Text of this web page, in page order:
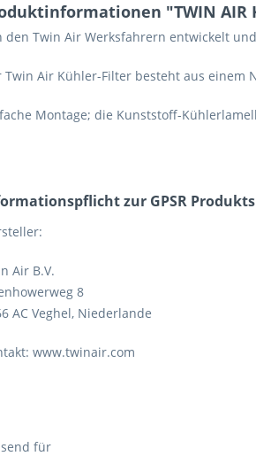
"TWIN AIR
den Twin Air Werksfahrern entwickelt
Twin Air Kühler-Filter besteht aus einem
Montage; die Kunststoff-
zur GPSR
Air B.V.
8
AC Veghel, Niederlande
www.twinair.com
für